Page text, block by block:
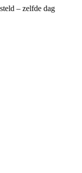
– zelfde dag